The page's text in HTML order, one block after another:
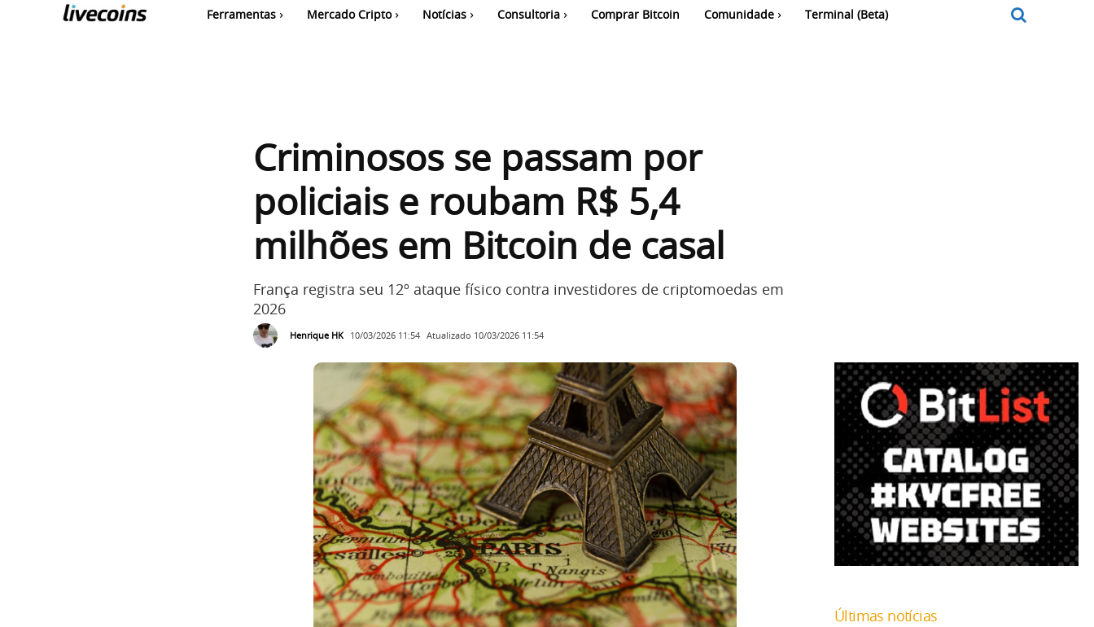
Ferramentas Mercado Cripto Notícias Consultoria Comprar Bitcoin Comunidade Terminal (Beta)
Criminosos se passam por
policiais e roubam R$ 5,4
milhões em Bitcoin de casal
França registra seu 12º ataque físico contra investidores de criptomoedas em
2026
Henrique HK 10/03/2026 11:54 Atualizado 10/03/2026 11:54
Últimas notícias